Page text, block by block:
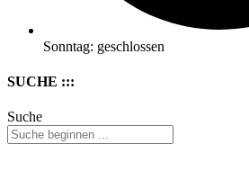
Sonntag: geschlossen
SUCHE :::
Suche